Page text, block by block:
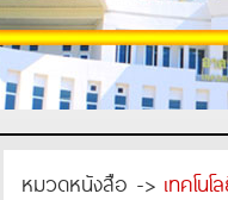
หมวดหนังสือ -> เทคโน